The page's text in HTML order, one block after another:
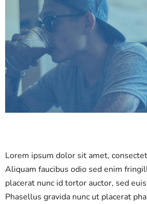
Lorem ipsum dolor sit amet,
Aliquam faucibus odio sed enim
placerat nunc id tortor auctor, sed
Phasellus gravida nunc ut placerat